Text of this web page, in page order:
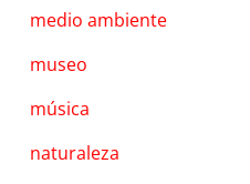
medio ambiente
museo
música
naturaleza